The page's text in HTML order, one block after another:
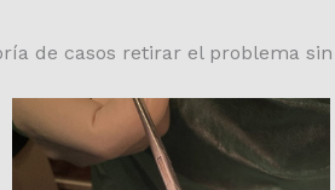
de casos retirar el problema